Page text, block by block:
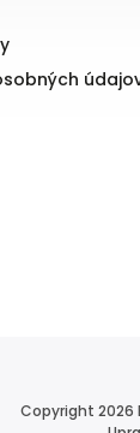
Copyright 2026